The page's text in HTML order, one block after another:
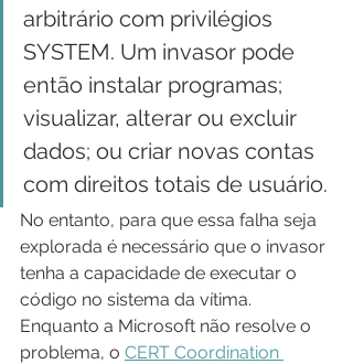
arbitrário com privilégios
SYSTEM. Um invasor pode
então instalar programas;
visualizar, alterar ou excluir
dados; ou criar novas contas
com direitos totais de usuário.
No entanto, para que essa falha seja
explorada é necessário que o invasor
tenha a capacidade de executar o
código no sistema da vítima.
Enquanto a Microsoft não resolve o
problema, o CERT Coordination